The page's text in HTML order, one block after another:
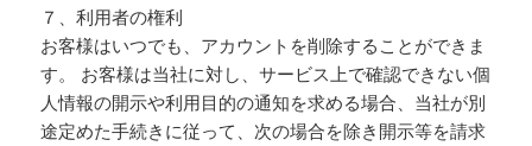
７、利用者の権利
お客様はいつでも、アカウントを削除することができま
す。 お客様は当社に対し、サービス上で確認できない個
人情報の開示や利用目的の通知を求める場合、当社が別
途定めた手続きに従って、次の場合を除き開示等を請求